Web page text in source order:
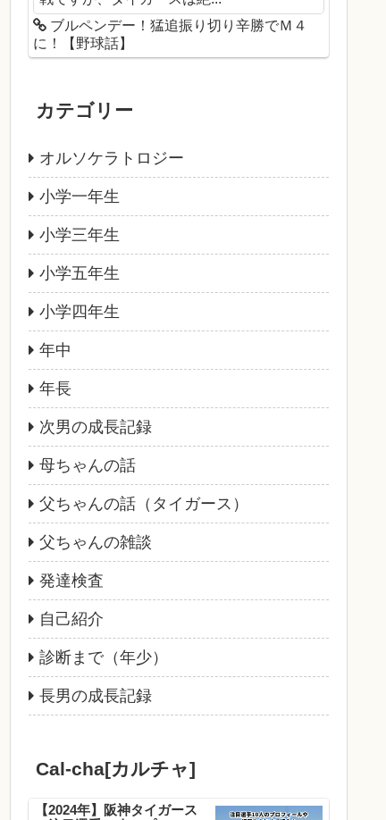
ブルペンデー！猛追振り切り辛勝でＭ４
に！【野球話】
カテゴリー
オルソケラトロジー
小学一年生
小学三年生
小学五年生
小学四年生
年中
年長
次男の成長記録
母ちゃんの話
父ちゃんの話（タイガース）
父ちゃんの雑談
発達検査
自己紹介
診断まで（年少）
長男の成長記録
Cal-cha[カルチャ]
【2024年】阪神タイガース